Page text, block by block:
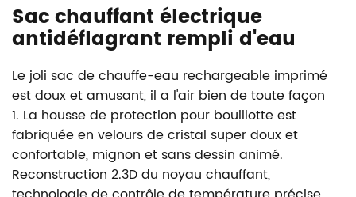
Sac chauffant électrique
antidéflagrant rempli d'eau
Le joli sac de chauffe-eau rechargeable imprimé
est doux et amusant, il a l'air bien de toute façon
1. La housse de protection pour bouillotte est
fabriquée en velours de cristal super doux et
confortable, mignon et sans dessin animé.
Reconstruction 2.3D du noyau chauffant,